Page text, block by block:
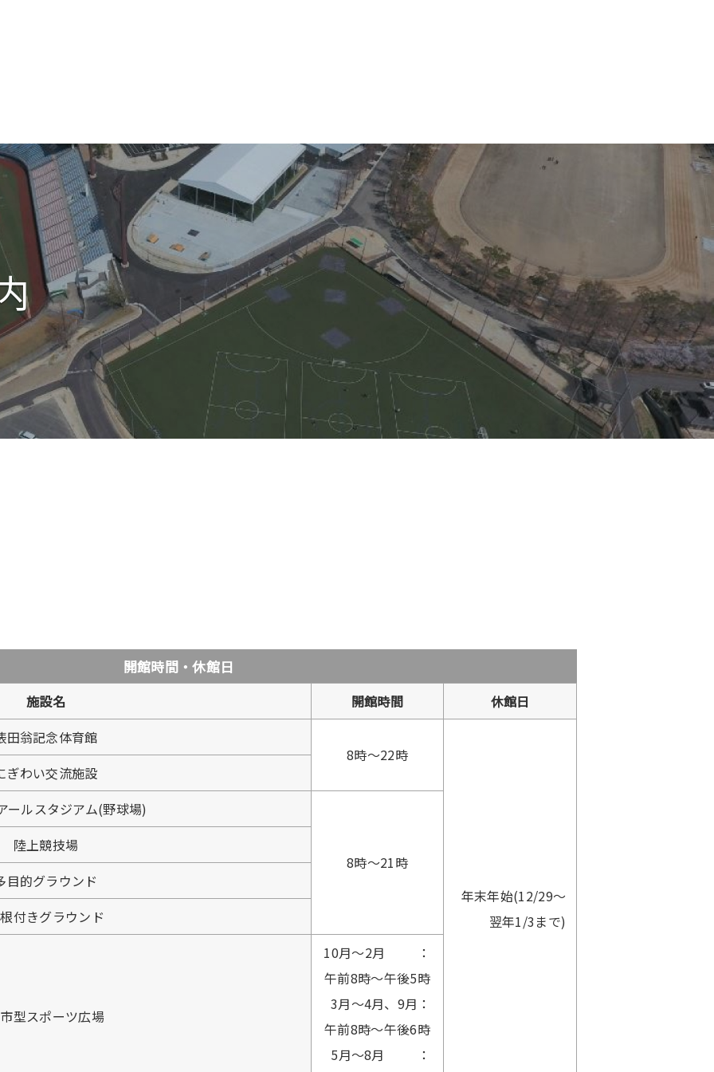
開館時間・休館日
施設名 開館時間
休館日
田翁記念体育館
8時～22時
年末年始(12/29～
翌年1/3まで)
ぎわい交流施設
ールスタジアム(野球場)
8時～21時
陸上競技場
目的グラウンド
付きグラウンド
型スポーツ広場
10月～2月 ：
午前8時～午後5時
3月～4月、9月：
午前8時～午後6時
5月～8月 ：